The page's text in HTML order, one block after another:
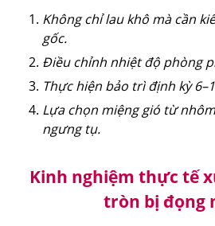
Không chỉ lau khô mà cần
gốc.
Điều chỉnh nhiệt độ phòng
Thực hiện bảo trì định kỳ
Lựa chọn miệng gió từ
ngưng tụ.
Kinh nghiệm thực tế
tròn bị đọng